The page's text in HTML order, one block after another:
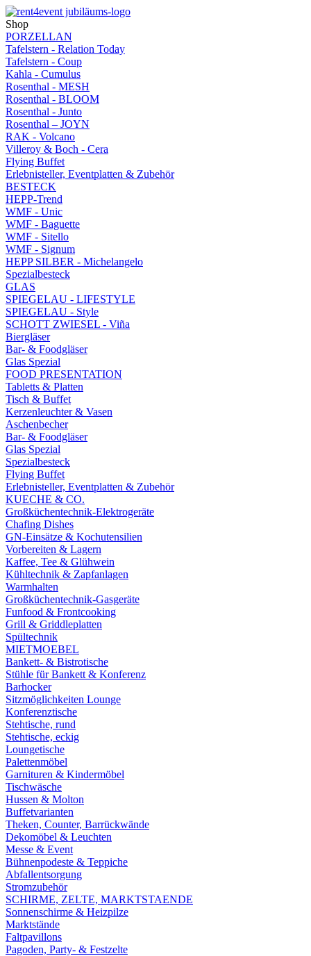
Shop
PORZELLAN
Tafelstern - Relation Today
Tafelstern - Coup
Kahla - Cumulus
Rosenthal - MESH
Rosenthal - BLOOM
Rosenthal - Junto
Rosenthal – JOYN
RAK - Volcano
Villeroy & Boch - Cera
Flying Buffet
Erlebnisteller, Eventplatten & Zubehör
BESTECK
HEPP-Trend
WMF - Unic
WMF - Baguette
WMF - Sitello
WMF - Signum
HEPP SILBER - Michelangelo
Spezialbesteck
GLAS
SPIEGELAU - LIFESTYLE
SPIEGELAU - Style
SCHOTT ZWIESEL - Viña
Biergläser
Bar- & Foodgläser
Glas Spezial
FOOD PRESENTATION
Tabletts & Platten
Tisch & Buffet
Kerzenleuchter & Vasen
Aschenbecher
Bar- & Foodgläser
Glas Spezial
Spezialbesteck
Flying Buffet
Erlebnisteller, Eventplatten & Zubehör
KUECHE & CO.
Großküchentechnik-Elektrogeräte
Chafing Dishes
GN-Einsätze & Kochutensilien
Vorbereiten & Lagern
Kaffee, Tee & Glühwein
Kühltechnik & Zapfanlagen
Warmhalten
Großküchentechnik-Gasgeräte
Funfood & Frontcooking
Grill & Griddleplatten
Spültechnik
MIETMOEBEL
Bankett- & Bistrotische
Stühle für Bankett & Konferenz
Barhocker
Sitzmöglichkeiten Lounge
Konferenztische
Stehtische, rund
Stehtische, eckig
Loungetische
Palettenmöbel
Garnituren & Kindermöbel
Tischwäsche
Hussen & Molton
Buffetvarianten
Theken, Counter, Barrückwände
Dekomöbel & Leuchten
Messe & Event
Bühnenpodeste & Teppiche
Abfallentsorgung
Stromzubehör
SCHIRME, ZELTE, MARKTSTAENDE
Sonnenschirme & Heizpilze
Marktstände
Faltpavillons
Pagoden, Party- & Festzelte